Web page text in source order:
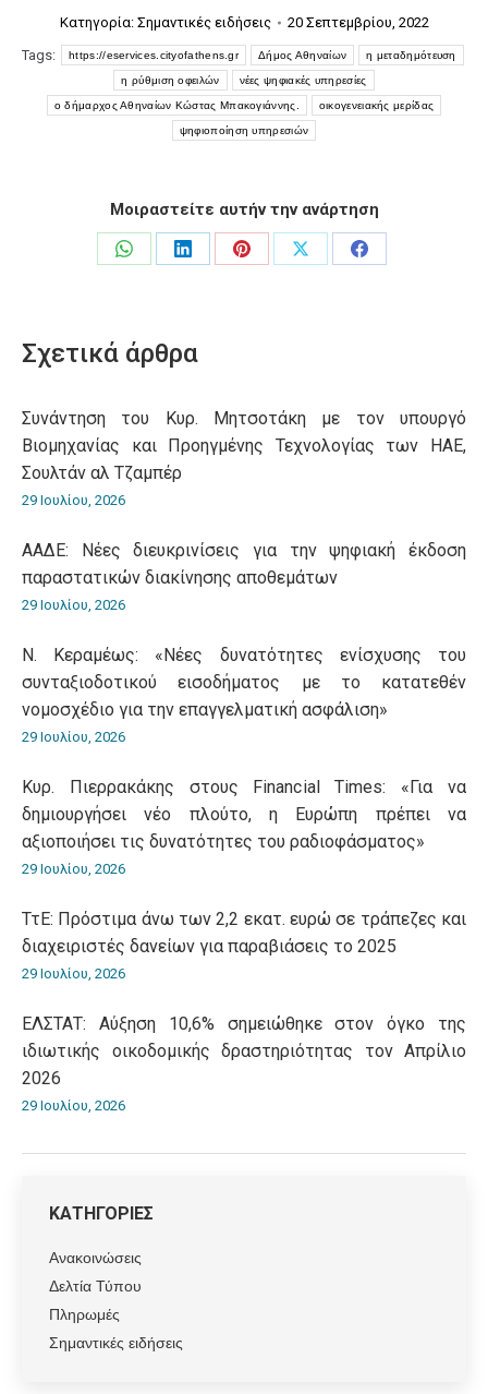
Κατηγορία: Σημαντικές ειδήσεις
20 Σεπτεμβρίου, 2022
Tags:
https://eservices.cityofathens.gr Δήμος Αθηναίων η μεταδημότευση
η ρύθμιση οφειλών νέες ψηφιακές υπηρεσίες
ο δήμαρχος Αθηναίων Κώστας Μπακογιάννης. οικογενειακής μερίδας
ψηφιοποίηση υπηρεσιών
Μοιραστείτε αυτήν την ανάρτηση
Share
Share
Share
Share
Share
Σχετικά άρθρα
Συνάντηση του Κυρ. Μητσοτάκη με τον υπουργό
Βιομηχανίας και Προηγμένης Τεχνολογίας των ΗΑΕ,
Σουλτάν αλ Τζαμπέρ
29 Ιουλίου, 2026
ΑΑΔΕ: Νέες διευκρινίσεις για την ψηφιακή έκδοση
παραστατικών διακίνησης αποθεμάτων
29 Ιουλίου, 2026
Ν. Κεραμέως: «Νέες δυνατότητες ενίσχυσης του
συνταξιοδοτικού εισοδήματος με το κατατεθέν
νομοσχέδιο για την επαγγελματική ασφάλιση»
29 Ιουλίου, 2026
Κυρ. Πιερρακάκης στους Financial Times: «Για να
δημιουργήσει νέο πλούτο, η Ευρώπη πρέπει να
αξιοποιήσει τις δυνατότητες του ραδιοφάσματος»
29 Ιουλίου, 2026
ΤτΕ: Πρόστιμα άνω των 2,2 εκατ. ευρώ σε τράπεζες και
διαχειριστές δανείων για παραβιάσεις το 2025
29 Ιουλίου, 2026
ΕΛΣΤΑΤ: Αύξηση 10,6% σημειώθηκε στον όγκο της
ιδιωτικής οικοδομικής δραστηριότητας τον Απρίλιο
2026
29 Ιουλίου, 2026
ΚΑΤΗΓΟΡΙΕΣ
Ανακοινώσεις
Δελτία Τύπου
Πληρωμές
Σημαντικές ειδήσεις